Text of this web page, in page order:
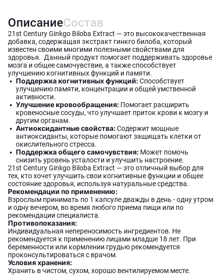
ОписаниеСостав
21st Century Ginkgo Biloba Extract — это высококачественная
добавка, содержащая экстракт гинкго билоба, который
известен своими многими полезными свойствами для
здоровья. Данный продукт помогает поддерживать здоровье
мозга и общее самочувствие, а также способствует
улучшению когнитивных функций и памяти.
Поддержка когнитивных функций:Способствует
улучшению памяти, концентрации и общей умственной
активности.
Улучшение кровообращения: Помогает расширить
кровеносные сосуды, что улучшает приток крови к мозгу и
другим органам.
Антиоксидантные свойства:Содержит мощные
антиоксиданты, которые помогают защищать клетки от
окислительного стресса.
Поддержка общего самочувствия: Может помочь
снизить уровень усталости и улучшить настроение.
21st Century Ginkgo Biloba Extract — это отличный выбор для
тех, кто хочет улучшить свои когнитивные функции и общее
состояние здоровья, используя натуральные средства.
Рекомендации по применению:
Взрослым принимать по 1 капсуле дважды в день - одну утром
и одну вечером, во время любого приема пищи или по
рекомендации специалиста.
Противопоказания:
Индивидуальная непереносимость ингредиентов. Не
рекомендуется к применению лицами младше 18 лет. При
беременности или кормлении грудью рекомендуется
проконсультироваться с врачом.
Условия хранения:
Хранить в чистом, сухом, хорошо вентилируемом месте.